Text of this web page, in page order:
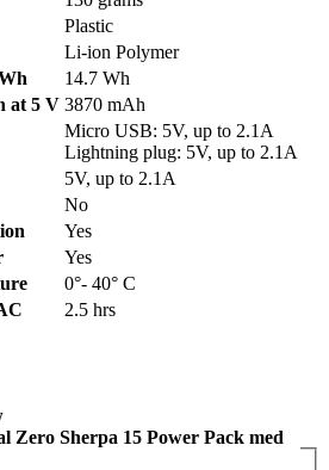
Plastic
Li-ion Polymer
14.7 Wh
at 5 V 3870 mAh
Micro USB: 5V, up to 2.1A
Lightning plug: 5V, up to 2.1A
5V, up to 2.1A
No
Yes
Yes
0°- 40° C
2.5 hrs
Zero Sherpa 15 Power Pack med